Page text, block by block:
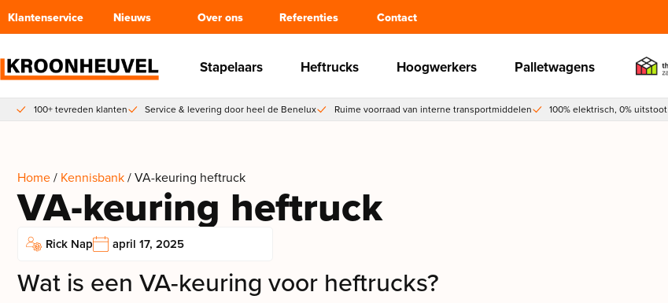
Klantenservice Nieuws Over ons Referenties Contact
Stapelaars Heftrucks Hoogwerkers Palletwagens
100+ tevreden klanten Service & levering door heel de Benelux Ruime voorraad van interne transportmiddelen 100% elektrisch, 0% uitstoot
Home/ Kennisbank/ VA-keuring heftruck
VA-keuring heftruck
Rick Nap april 17, 2025
Wat is een VA-keuring voor heftrucks?